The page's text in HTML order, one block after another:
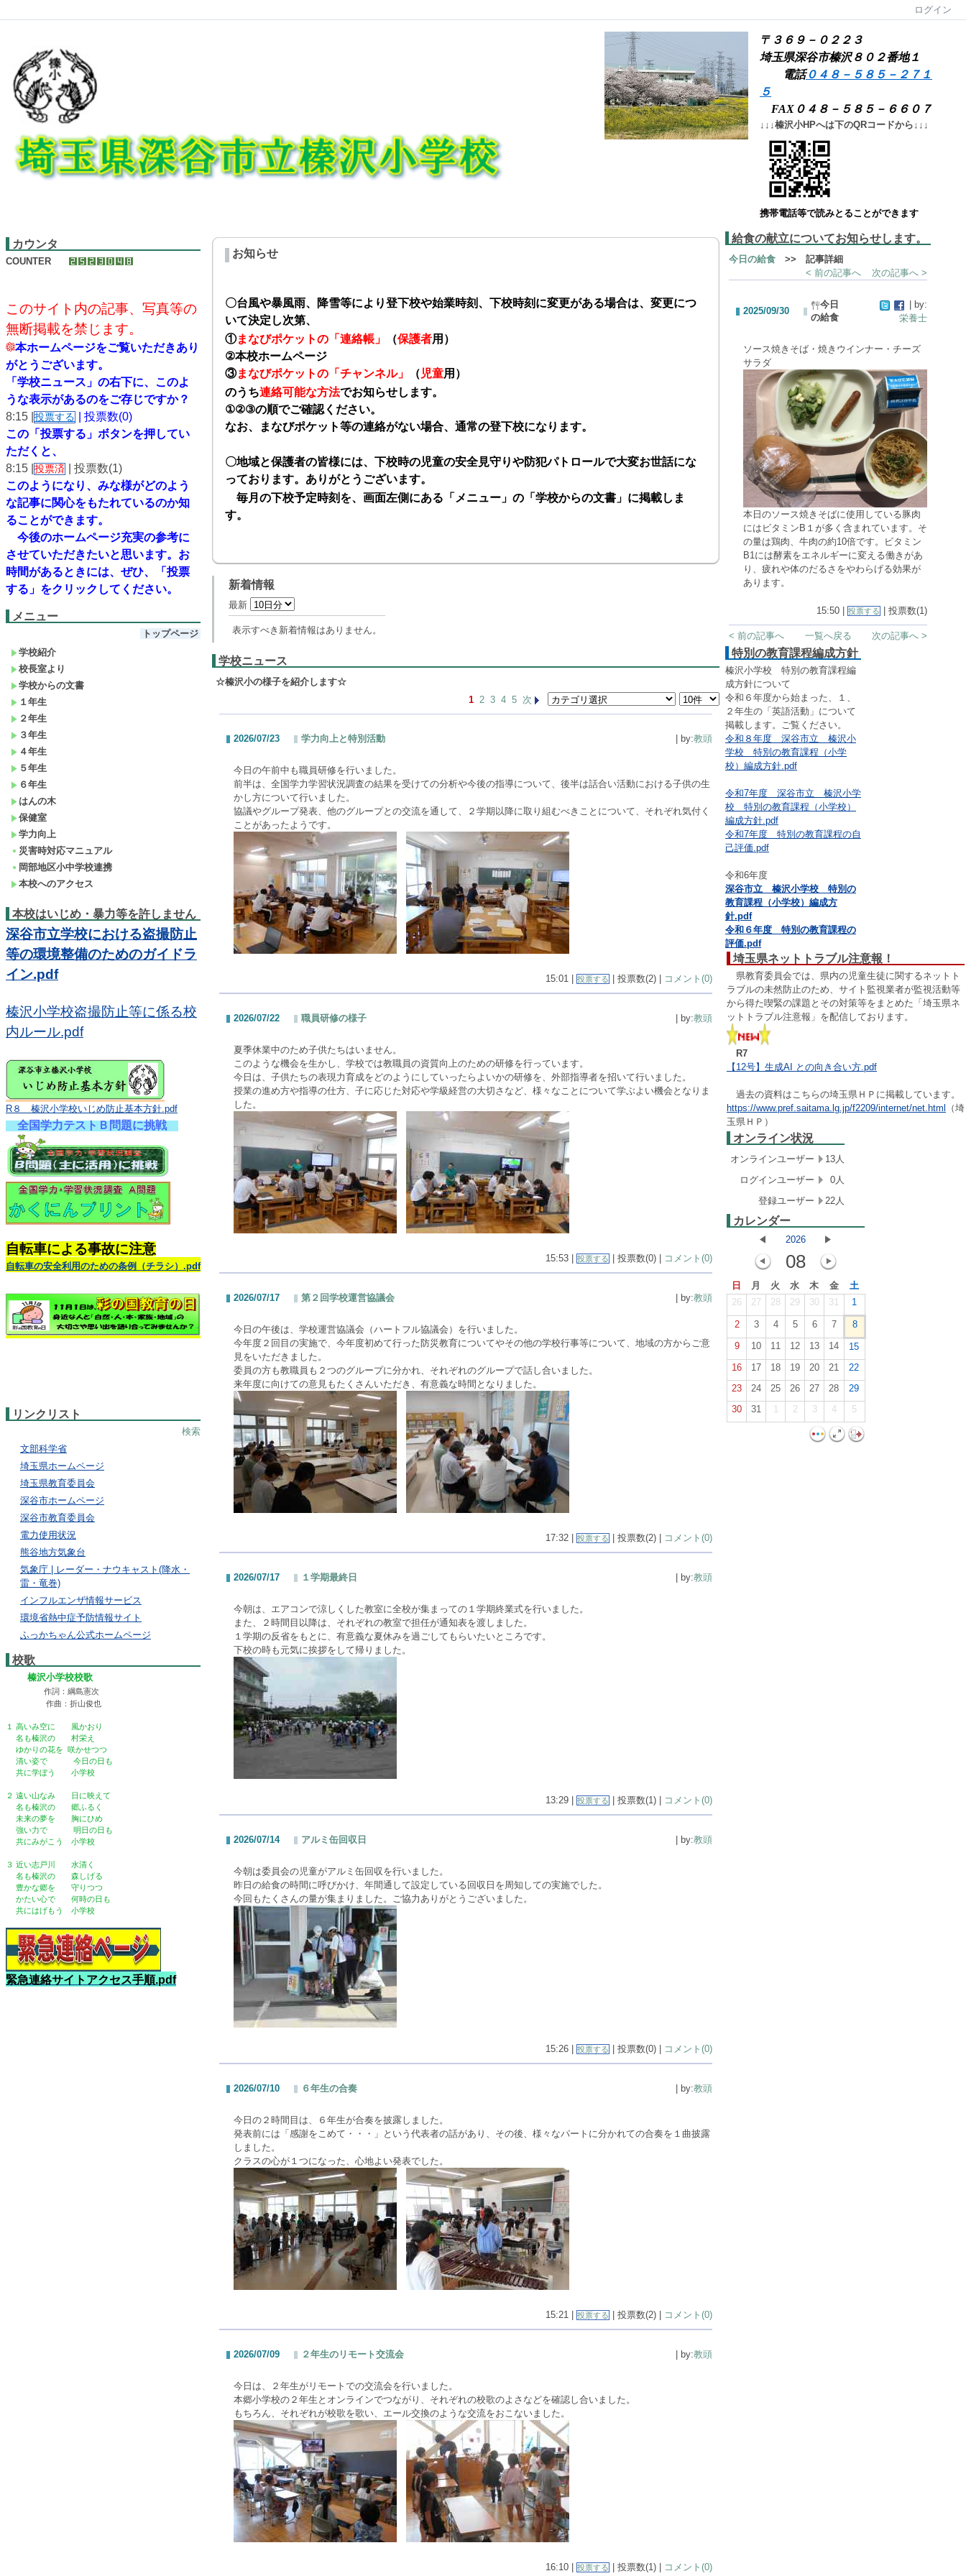
ログイン
〒３６９－０２２３
埼玉県深谷市榛沢８０２番地１
電話０４８－５８５－２７１
５
FAX０４８－５８５－６６０７
↓↓↓榛沢小HPへは下のQRコードから↓↓↓
携帯電話等で読みとることができます
カウンタ
COUNTER
このサイト内の記事、写真等の
無断掲載を禁じます。
本ホームページをご覧いただきあり
がとうございます。
「学校ニュース」の右下に、このよ
うな表示があるのをご存じですか？
8:15 | 投票する
| 投票数(0)
この「投票する」ボタンを押してい
ただくと、
8:15 | 投票済
| 投票数(1)
このようになり、 みな様がどのよう
な記事に関心をもたれているのか知
ることができます。
今後のホームページ充実の参考に
させていただきたいと思います。 お
時間があるときには、ぜひ、「投票
する」をクリックしてください。
メニュー
トップページ
学校紹介
校長室より
学校からの文書
１年生
２年生
３年生
４年生
５年生
６年生
はんの木
保健室
学力向上
災害時対応マニュアル
岡部地区小中学校連携
本校へのアクセス
本校はいじめ・暴力等を許しません
深谷市立学校における盗撮防止
等の環境整備のためのガイドラ
イン.pdf
榛沢小学校盗撮防止等に係る校
内ルール.pdf
R８ 榛沢小学校いじめ防止基本方針.pdf
全国学力テストＢ問題に挑戦
自転車による事故に注意
自転車の安全利用のための条例（チラシ）.pdf
リンクリスト
検索
文部科学省
埼玉県ホームページ
埼玉県教育委員会
深谷市ホームページ
深谷市教育委員会
電力使用状況
熊谷地方気象台
気象庁 | レーダー・ナウキャスト(降水・
雷・竜巻)
インフルエンザ情報サービス
環境省熱中症予防情報サイト
ふっかちゃん公式ホームページ
校歌
榛沢小学校校歌
作詞：綱島憲次
作曲：折山俊也
１ 高いみ空に 風かおり
名も榛沢の 村栄え
ゆかりの花を 咲かせつつ
清い姿で 今日の日も
共に学ぼう 小学校
２ 遠い山なみ 日に映えて
名も榛沢の 郷ふるく
未来の夢を 胸にひめ
強い力で 明日の日も
共にみがこう 小学校
３ 近い志戸川 水清く
名も榛沢の 森しげる
豊かな郷を 守りつつ
かたい心で 何時の日も
共にはげもう 小学校
緊急連絡サイトアクセス手順.pdf
お知らせ
〇台風や暴風雨、 降雪等により登下校や始業時刻、下校時刻に変更がある場合は、変更につ
いて決定し次第、
①まなびポケットの「連絡帳」 （保護者用）
②本校ホームページ
③まなびポケットの「チャンネル」 （ 児童用）
のうち連絡可能な方法でお知らせします。
①②③の順でご確認ください。
なお、まなびポケット等の連絡がない場合、通常の登下校になります。
〇地域と保護者の皆様には、下校時の児童の安全見守りや防犯パトロールで大変お世話にな
っております。ありがとうございます。
毎月の下校予定時刻を、画面左側にある「メニュー」の「学校からの文書」に掲載しま
す。
新着情報
最新
表示すべき新着情報はありません。
学校ニュース
☆榛沢小の様子を紹介します☆
1 2 3 4 5 次
2026/07/23 学力向上と特別活動 | by:教頭
今日の午前中も職員研修を行いました。
前半は、全国学力学習状況調査の結果を受けての分析や今後の指導について、後半は話合い活動における子供の生
かし方について行いました。
協議やグループ発表、他のグループとの交流を通して、２学期以降に取り組むべきことについて、それぞれ気付く
ことがあったようです。
15:01 | 投票する | 投票数(2) | コメント(0)
2026/07/22 職員研修の様子 | by:教頭
夏季休業中のため子供たちはいません。
このような機会を生かし、学校では教職員の資質向上のための研修を行っています。
今日は、子供たちの表現力育成をどのようにしていったらよいかの研修を、外部指導者を招いて行いました。
授業の進め方や指導の仕方、子に応じた対応や学級経営の大切さなど、様々なことについて学ぶよい機会となりま
した。
15:53 | 投票する | 投票数(0) | コメント(0)
2026/07/17 第２回学校運営協議会 | by:教頭
今日の午後は、学校運営協議会（ハートフル協議会）を行いました。
今年度２回目の実施で、今年度初めて行った防災教育についてやその他の学校行事等について、地域の方からご意
見をいただきました。
委員の方も教職員も２つのグループに分かれ、それぞれのグループで話し合いました。
来年度に向けての意見もたくさんいただき、有意義な時間となりました。
17:32 | 投票する | 投票数(2) | コメント(0)
2026/07/17 １学期最終日 | by:教頭
今朝は、エアコンで涼しくした教室に全校が集まっての１学期終業式を行いました。
また、２時間目以降は、それぞれの教室で担任が通知表を渡しました。
１学期の反省をもとに、有意義な夏休みを過ごしてもらいたいところです。
下校の時も元気に挨拶をして帰りました。
13:29 | 投票する | 投票数(1) | コメント(0)
2026/07/14 アルミ缶回収日 | by:教頭
今朝は委員会の児童がアルミ缶回収を行いました。
昨日の給食の時間に呼びかけ、年間通して設定している回収日を周知しての実施でした。
今回もたくさんの量が集まりました。ご協力ありがとうございました。
15:26 | 投票する | 投票数(0) | コメント(0)
2026/07/10 ６年生の合奏 | by:教頭
今日の２時間目は、６年生が合奏を披露しました。
発表前には「感謝をこめて・・・」という代表者の話があり、その後、様々なパートに分かれての合奏を１曲披露
しました。
クラスの心が１つになった、心地よい発表でした。
15:21 | 投票する | 投票数(2) | コメント(0)
2026/07/09 ２年生のリモート交流会 | by:教頭
今日は、２年生がリモートでの交流会を行いました。
本郷小学校の２年生とオンラインでつながり、それぞれの校歌のよさなどを確認し合いました。
もちろん、それぞれが校歌を歌い、エール交換のような交流をおこないました。
16:10 | 投票する | 投票数(1) | コメント(0)
給食の献立についてお知らせします。
今日の給食 >> 記事詳細
< 前の記事へ
次の記事へ >
2025/09/30
今日
の給食
| by:
栄養士
ソース焼きそば・焼きウインナー・チーズ
サラダ
本日のソース焼きそばに使用している豚肉
にはビタミンB１が多く含まれています。そ
の量は鶏肉、牛肉の約10倍です。ビタミン
B1には酵素をエネルギーに変える働きがあ
り、疲れや体のだるさをやわらげる効果が
あります。
15:50 | 投票する | 投票数(1)
< 前の記事へ 次の記事へ >
一覧へ戻る
特別の教育課程編成方針
榛沢小学校 特別の教育課程編
成方針について
令和６年度から始まった、１、
２年生の「英語活動」について
掲載します。ご覧ください。
令和８年度 深谷市立 榛沢小
学校 特別の教育課程（小学
校）編成方針.pdf
令和7年度 深谷市立 榛沢小学
校 特別の教育課程（小学校）
編成方針.pdf
令和7年度 特別の教育課程の自
己評価.pdf
令和6年度
深谷市立 榛沢小学校 特別の
教育課程（小学校）編成方
針.pdf
令和６年度 特別の教育課程の
評価.pdf
埼玉県ネットトラブル注意報！
県教育委員会では、県内の児童生徒に関するネットト
ラブルの未然防止のため、サイト監視業者が監視活動等
から得た喫緊の課題とその対策等をまとめた「埼玉県ネ
ットトラブル注意報」を配信しております。
R7
【12号】生成AI との向き合い方.pdf
過去の資料はこちらの埼玉県ＨＰに掲載しています。
https://www.pref.saitama.lg.jp/f2209/internet/net.html
（埼
玉県ＨＰ）
オンライン状況
オンラインユーザー
13人
ログインユーザー
0人
登録ユーザー
22人
カレンダー
2026
08
日 月 火 水 木 金
土
26
27 28 29 30 31 1
2 3 4 5 6 7
8
9
10 11 12 13 14
15
16
17 18 19 20 21
22
23
24 25 26 27 28
29
30
31 1 2 3 4 5